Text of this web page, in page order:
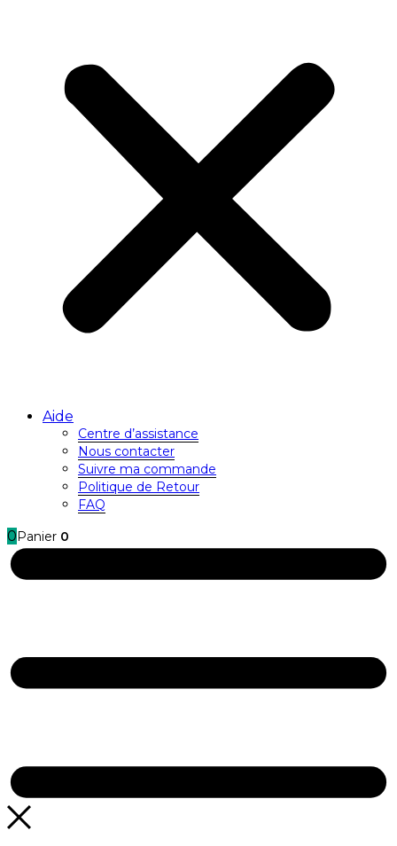
Aide
Centre d’assistance
Nous contacter
Suivre ma commande
Politique de Retour
FAQ
0 Panier 0